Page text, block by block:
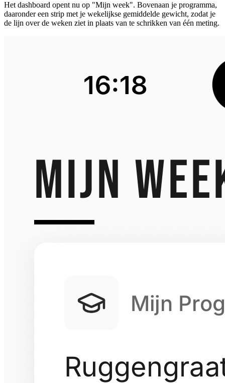
Het dashboard opent nu op "Mijn week". Bovenaan je programma,
daaronder een strip met je wekelijkse gemiddelde gewicht, zodat je
de lijn over de weken ziet in plaats van te schrikken van één meting.